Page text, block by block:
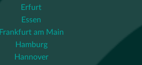
Erfurt
Essen
Frankfurt am Main
Hamburg
Hannover